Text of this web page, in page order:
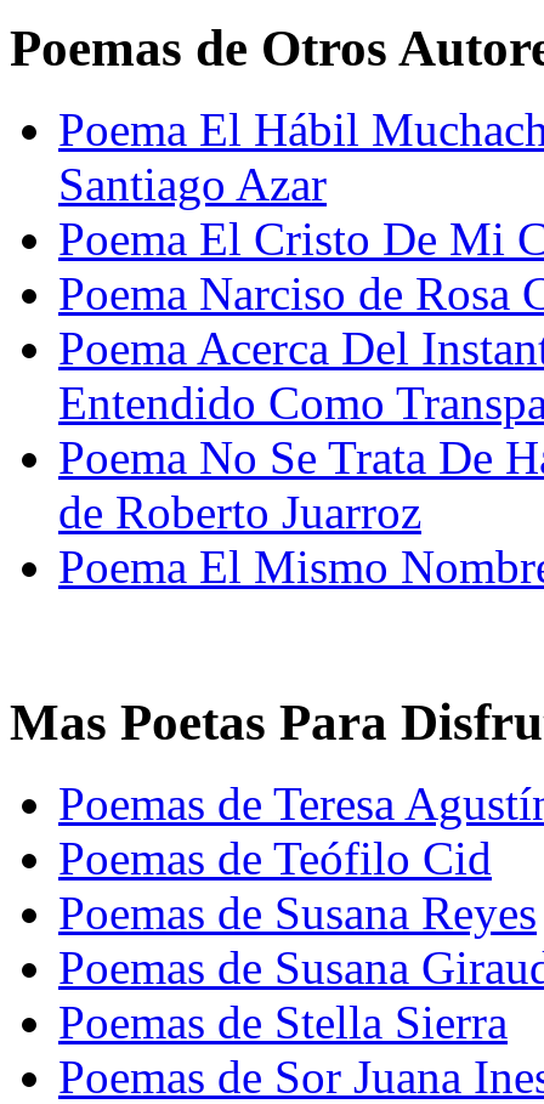
Poemas de Otros
Poema El Hábil
Santiago Azar
Poema El Cristo De Mi
Poema Narciso de Rosa
Poema Acerca Del
Entendido Como
Poema No Se Trata De
de Roberto Juarroz
Poema El Mismo
Mas Poetas Para
Poemas de Teresa
Poemas de Teófilo Cid
Poemas de Susana Reyes
Poemas de Susana
Poemas de Stella Sierra
Poemas de Sor Juana